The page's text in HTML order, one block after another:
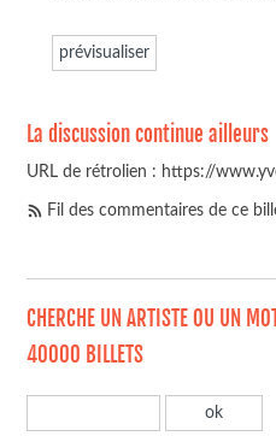
La discussion continue ailleurs
URL de rétrolien : https://
Fil des commentaires de ce
CHERCHE UN ARTISTE OU UN
40000 BILLETS